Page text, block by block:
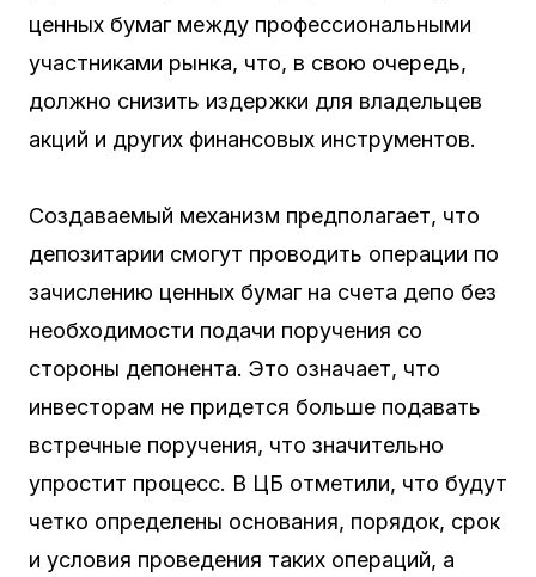
ценных бумаг между профессиональными
участниками рынка, что, в свою очередь,
должно снизить издержки для владельцев
акций и других финансовых инструментов.
Создаваемый механизм предполагает, что
депозитарии смогут проводить операции по
зачислению ценных бумаг на счета депо без
необходимости подачи поручения со
стороны депонента. Это означает, что
инвесторам не придется больше подавать
встречные поручения, что значительно
упростит процесс. В ЦБ отметили, что будут
четко определены основания, порядок, срок
и условия проведения таких операций, а